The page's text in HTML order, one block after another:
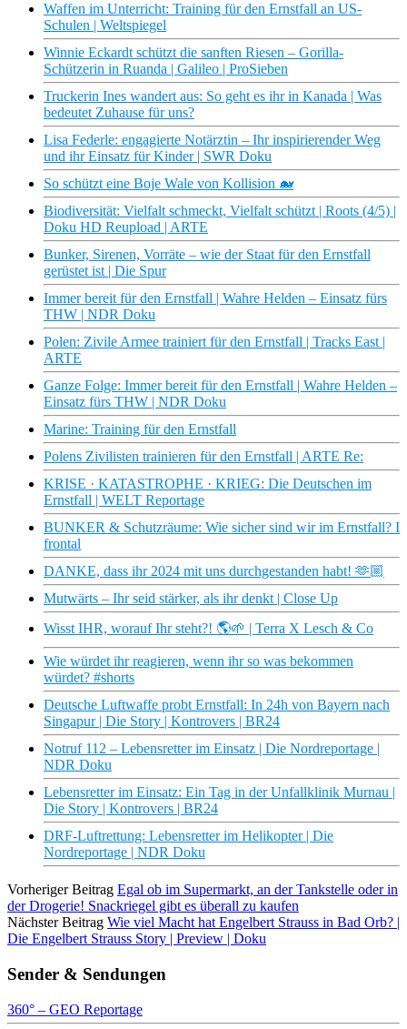
Waffen im Unterricht: Training für den Ernstfall an US-
Schulen | Weltspiegel
Winnie Eckardt schützt die sanften Riesen – Gorilla-
Schützerin in Ruanda | Galileo | ProSieben
Truckerin Ines wandert aus: So geht es ihr in Kanada | Was
bedeutet Zuhause für uns?
Lisa Federle: engagierte Notärztin – Ihr inspirierender Weg
und ihr Einsatz für Kinder | SWR Doku
So schützt eine Boje Wale von Kollision 🐋
Biodiversität: Vielfalt schmeckt, Vielfalt schützt | Roots (4/5) |
Doku HD Reupload | ARTE
Bunker, Sirenen, Vorräte – wie der Staat für den Ernstfall
gerüstet ist | Die Spur
Immer bereit für den Ernstfall | Wahre Helden – Einsatz fürs
THW | NDR Doku
Polen: Zivile Armee trainiert für den Ernstfall | Tracks East |
ARTE
Ganze Folge: Immer bereit für den Ernstfall | Wahre Helden –
Einsatz fürs THW | NDR Doku
Marine: Training für den Ernstfall
Polens Zivilisten trainieren für den Ernstfall | ARTE Re:
KRISE · KATASTROPHE · KRIEG: Die Deutschen im
Ernstfall | WELT Reportage
BUNKER & Schutzräume: Wie sicher sind wir im Ernstfall? I
frontal
DANKE, dass ihr 2024 mit uns durchgestanden habt! 🫶🏼
Mutwärts – Ihr seid stärker, als ihr denkt | Close Up
Wisst IHR, worauf Ihr steht?! 🌎🌱 | Terra X Lesch & Co
Wie würdet ihr reagieren, wenn ihr so was bekommen
würdet? #shorts
Deutsche Luftwaffe probt Ernstfall: In 24h von Bayern nach
Singapur | Die Story | Kontrovers | BR24
Notruf 112 – Lebensretter im Einsatz | Die Nordreportage |
NDR Doku
Lebensretter im Einsatz: Ein Tag in der Unfallklinik Murnau |
Die Story | Kontrovers | BR24
DRF-Luftrettung: Lebensretter im Helikopter | Die
Nordreportage | NDR Doku
Vorheriger Beitrag Egal ob im Supermarkt, an der Tankstelle oder in
der Drogerie! Snackriegel gibt es überall zu kaufen
Nächster Beitrag Wie viel Macht hat Engelbert Strauss in Bad Orb? |
Die Engelbert Strauss Story | Preview | Doku
Sender & Sendungen
360° – GEO Reportage